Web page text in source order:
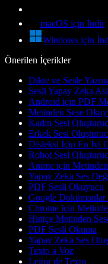
macOS için İndir
Windows için
Önerilen İçerikler
Dikte ve Sesle
Sesli Yapay Zeka
Android için PDF
Metinden Sese
Kadın Sesi
Erkek Sesi
Disleksi İçin En İyi
Robot Sesi
Anime için Metinden
Yapay Zeka Ses
PDF Sesli Okuyucu
Google
Chrome için
Hintçe Metinden
PDF Sesli Okuma
Yapay Zeka Ses
Texto a Voz
Leitor de Texto